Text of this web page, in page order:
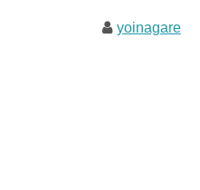
yoinagare